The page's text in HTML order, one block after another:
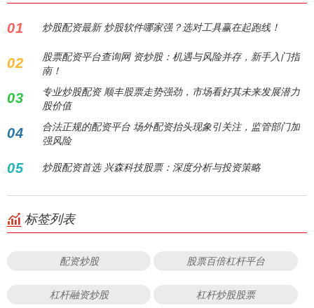
01 炒股配资最新 炒股软件哪家强？选对工具赢在起跑线！
02
股票配资平台查询网 资炒股：机遇与风险并存，新手入门指
南！
03
专业炒股配资 顺丰股票走势强劲，市场看好其未来发展潜力
股价值
04
合法正规的配资平台 场外配资抬头现象引关注，监管部门加
强风险
05 炒股配资首选 兴森科技股票：深度分析与投资策略
标签列表
配资炒股 股票百倍杠杆平台
杠杆融资炒股 杠杆炒股股票